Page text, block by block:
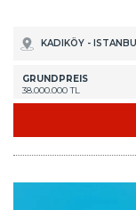
KADIKÖY -
GRUNDPREIS
38.000.000 TL